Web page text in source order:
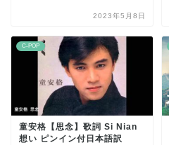
2023年5月8日
C-POP
童安格【思念】歌詞 Si Nian
想い ピンイン付日本語訳